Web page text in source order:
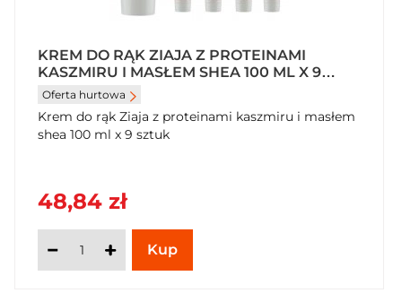
KREM DO RĄK ZIAJA Z PROTEINAMI
KASZMIRU I MASŁEM SHEA 100 ML X 9
SZTUK
Oferta hurtowa
Krem do rąk Ziaja z proteinami kaszmiru i masłem
shea 100 ml x 9 sztuk
48,84 zł